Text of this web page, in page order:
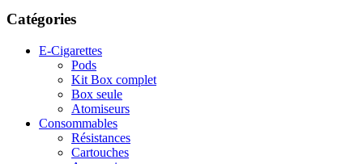
Catégories
E-Cigarettes
Pods
Kit Box complet
Box seule
Atomiseurs
Consommables
Résistances
Cartouches